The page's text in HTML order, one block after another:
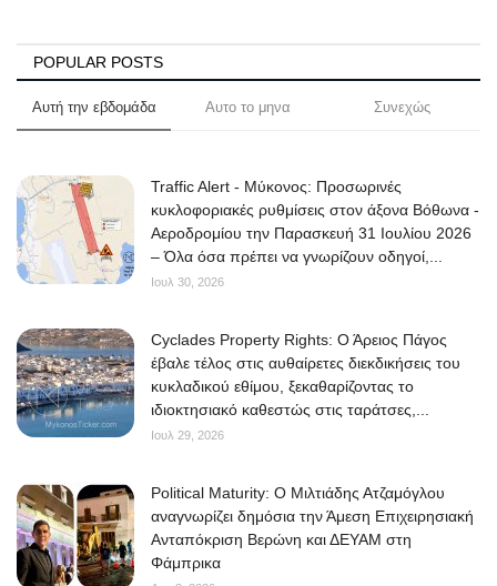
POPULAR POSTS
Αυτή την εβδομάδα Αυτο το μηνα Συνεχώς
Traffic Alert - Μύκονος: Προσωρινές
κυκλοφοριακές ρυθμίσεις στον άξονα Βόθωνα -
Αεροδρομίου την Παρασκευή 31 Ιουλίου 2026
– Όλα όσα πρέπει να γνωρίζουν οδηγοί,...
Ιουλ 30, 2026
Cyclades Property Rights: Ο Άρειος Πάγος
έβαλε τέλος στις αυθαίρετες διεκδικήσεις του
κυκλαδικού εθίμου, ξεκαθαρίζοντας το
ιδιοκτησιακό καθεστώς στις ταράτσες,...
Ιουλ 29, 2026
Political Maturity: Ο Μιλτιάδης Ατζαμόγλου
αναγνωρίζει δημόσια την Άμεση Επιχειρησιακή
Ανταπόκριση Βερώνη και ΔΕΥΑΜ στη
Φάμπρικα